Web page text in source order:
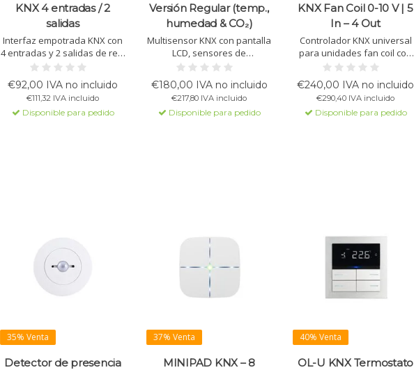
KNX 4 entradas / 2
salidas
Interfaz empotrada KNX con
4 entradas y 2 salidas de relé
bistables para conmutación,
persianas, escenas y
funciones lógicas.
Compatible con sondas NTC,
módulos de termostato, BLE
€92,00 IVA no incluido
€111,32 IVA incluido
Disponible para pedido
Versión Regular (temp.,
humedad & CO₂)
Multisensor KNX con pantalla
LCD, sensores de
temperatura, humedad y CO₂,
dos termostatos de 2 etapas
con control PI y 4 botones.
Con barra LED RGB y barra
táctil. Para control climático y
€180,00 IVA no incluido
€217,80 IVA incluido
Disponible para pedido
KNX Fan Coil 0-10 V | 5
In – 4 Out
Controlador KNX universal
para unidades fan coil con
salidas 0-10 V, relés y
entradas digitales. Apto para
sistemas de 2 y 4 tubos con
control PI, sensores externos
y lógica de ahorro energético.
€240,00 IVA no incluido
€290,40 IVA incluido
Disponible para pedido
35% Venta
Detector de presencia
37% Venta
MINIPAD KNX – 8
40% Venta
OL-U KNX Termostato